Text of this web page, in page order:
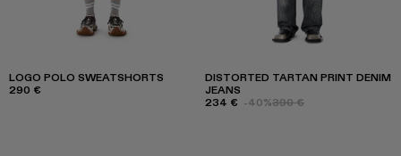
LOGO POLO SWEATSHORTS
290 €
DISTORTED TARTAN PRINT DENIM
JEANS
234 € -40%390 €